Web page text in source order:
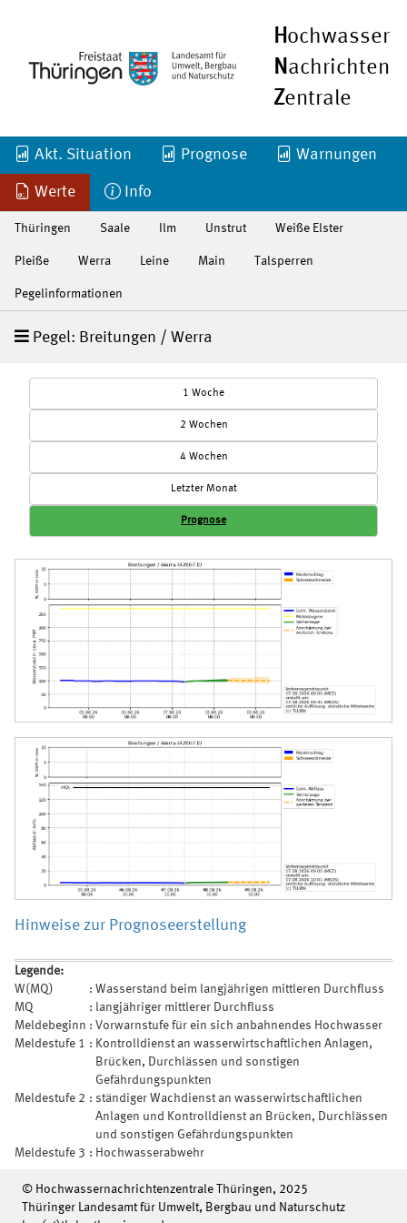
Hochwasser
Nachrichten
Zentrale
Akt. Situation Prognose Warnungen
Werte Info
Thüringen Saale Ilm Unstrut Weiße Elster
Pleiße Werra Leine Main Talsperren
Pegelinformationen
Pegel: Breitungen / Werra
1 Woche
2 Wochen
4 Wochen
Letzter Monat
Prognose
Hinweise zur Prognoseerstellung
Legende:
W(MQ)
: Wasserstand beim langjährigen mittleren Durchfluss
MQ
: langjähriger mittlerer Durchfluss
Meldebeginn : Vorwarnstufe für ein sich anbahnendes Hochwasser
Meldestufe 1 : Kontrolldienst an wasserwirtschaftlichen Anlagen,
Brücken, Durchlässen und sonstigen
Gefährdungspunkten
Meldestufe 2 : ständiger Wachdienst an wasserwirtschaftlichen
Anlagen und Kontrolldienst an Brücken, Durchlässen
und sonstigen Gefährdungspunkten
Meldestufe 3 : Hochwasserabwehr
© Hochwassernachrichtenzentrale Thüringen, 2025
Thüringer Landesamt für Umwelt, Bergbau und Naturschutz